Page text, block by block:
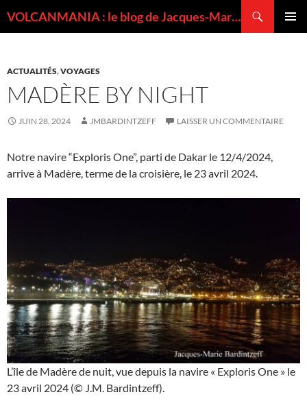
VOLCANMANIA : le blog de Jacques-Marie BARDINTZEFF, volcanologue
ACTUALITÉS,VOYAGES
MADÈRE BY NIGHT
JUIN 28, 2024 JMBARDINTZEFF LAISSER UN COMMENTAIRE
Notre navire “Exploris One”, parti de Dakar le 12/4/2024,
arrive à Madère, terme de la croisière, le 23 avril 2024.
L’île de Madère de nuit, vue depuis la navire « Exploris One » le
23 avril 2024 (© J.M. Bardintzeff).